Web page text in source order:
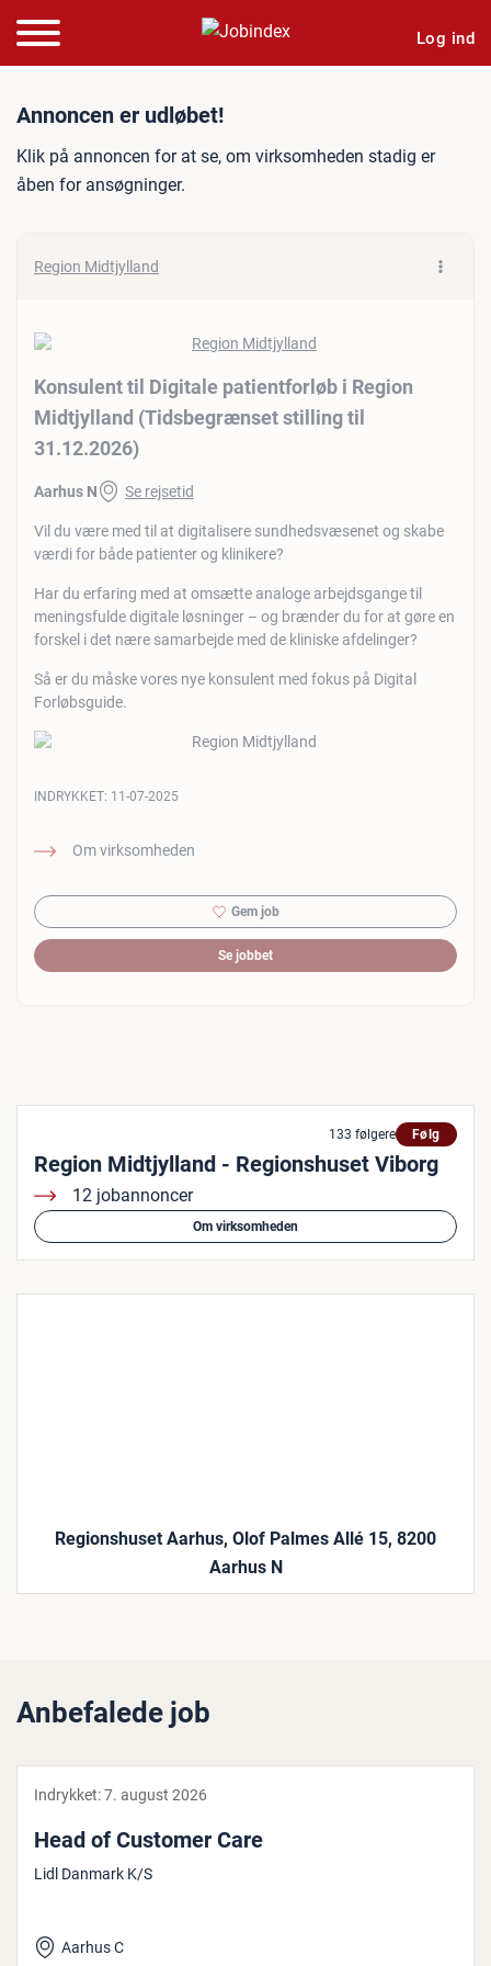
Log ind
Jobannonce: Konsulent
Annoncen er udløbet!
Klik på annoncen for at se, om virksomheden stadig er
åben for ansøgninger.
Region Midtjylland
Konsulent til Digitale patientforløb i Region
Midtjylland (Tidsbegrænset stilling til
31.12.2026)
Aarhus N Se rejsetid
Vil du være med til at digitalisere sundhedsvæsenet og skabe
værdi for både patienter og klinikere?
Har du erfaring med at omsætte analoge arbejdsgange til
meningsfulde digitale løsninger – og brænder du for at gøre en
forskel i det nære samarbejde med de kliniske afdelinger?
Så er du måske vores nye konsulent med fokus på Digital
Forløbsguide.
Om virksomheden
INDRYKKET: 11-07-2025
Gem job
Se jobbet
133 følgere Følg
Region Midtjylland - Regionshuset Viborg
12 jobannoncer
Om virksomheden
Regionshuset Aarhus, Olof Palmes Allé 15, 8200
Aarhus N
Anbefalede job
Indrykket:7. august 2026
Head of Customer Care
Lidl Danmark K/S
Aarhus C